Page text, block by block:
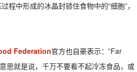
中形成的冰晶封锁住食物中的“细胞”，
Federation官方也自豪表示：”Far
思就是说，千万不要看不起冷冻食品，或